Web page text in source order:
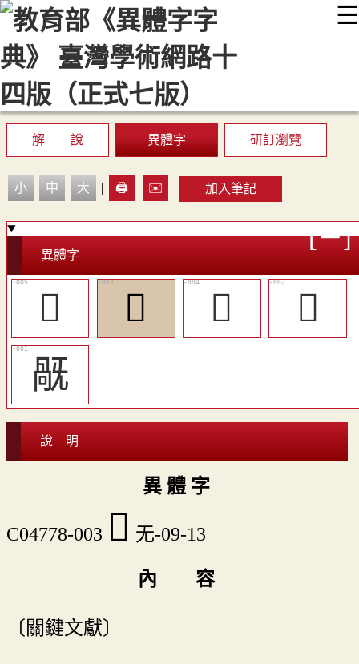
☰
::: 最新消息 常見問題 編輯說明
顯示模式
網站導覽
解 說 異體字 研訂瀏覽
小 中 大 | 🖨️ ✉️ | 加入筆記
異體字
󹿬 󹿪 󹿫
󴅪
旤
說 明
異 體 字
C04778-003 󹿪 无-09-13
內 容
〔關鍵文獻〕